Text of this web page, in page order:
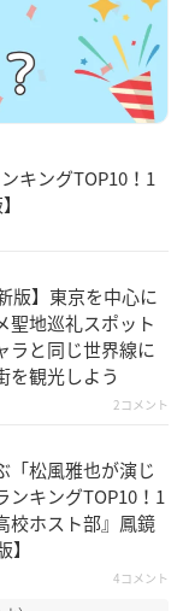
キングTOP10！1
版】東京を中心に
聖地巡礼スポット
ラと同じ世界線に
を観光しよう
2コメント
「松風雅也が演じ
ンキングTOP10！1
校ホスト部』鳳鏡
4コメント